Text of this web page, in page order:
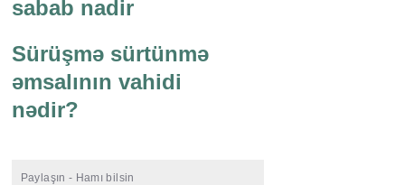
sabab nadir
Sürüşmə sürtünmə
əmsalının vahidi
nədir?
Paylaşın - Hamı bilsin